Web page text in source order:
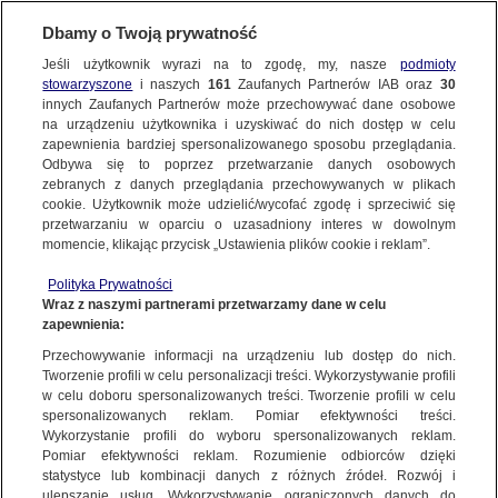
SZCZECIN
20-latka wjechała pod pociąg, zginęła 17-
letnia pasażerka
24.05.2026, 15:12
Czyta lektor AI
Dbamy o Twoją prywatność
Jeśli użytkownik wyrazi na to zgodę, my, nasze podmioty
stowarzyszone i naszych 161Zaufanych Partnerów IAB oraz 30
innych Zaufanych Partnerów może przechowywać dane osobowe
na urządzeniu użytkownika i uzyskiwać do nich dostęp w celu
zapewnienia bardziej spersonalizowanego sposobu przeglądania.
Odbywa się to poprzez przetwarzanie danych osobowych
zebranych z danych przeglądania przechowywanych w plikach
cookie. Użytkownik może udzielić/wycofać zgodę i sprzeciwić się
przetwarzaniu w oparciu o uzasadniony interes w dowolnym
momencie, klikając przycisk „Ustawienia plików cookie i reklam”.
Polityka Prywatności
Wraz z naszymi partnerami przetwarzamy dane w celu
zapewnienia:
Przechowywanie informacji na urządzeniu lub dostęp do nich.
Tworzenie profili w celu personalizacji treści. Wykorzystywanie profili
w celu doboru spersonalizowanych treści. Tworzenie profili w celu
spersonalizowanych reklam. Pomiar efektywności treści.
Wykorzystanie profili do wyboru spersonalizowanych reklam.
Pomiar efektywności reklam. Rozumienie odbiorców dzięki
statystyce lub kombinacji danych z różnych źródeł. Rozwój i